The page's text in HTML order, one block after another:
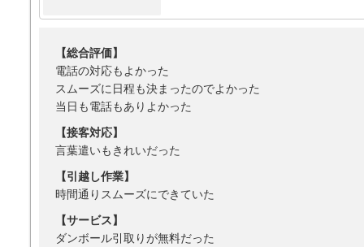
【総合評価】
電話の対応もよかった
スムーズに日程も決まったのでよかった
当日も電話もありよかった
【接客対応】
言葉遣いもきれいだった
【引越し作業】
時間通りスムーズにできていた
【サービス】
ダンボール引取りが無料だった